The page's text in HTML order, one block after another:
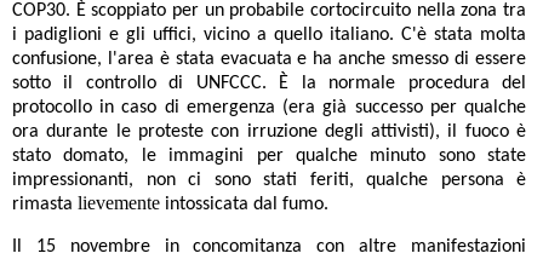
COP30. È scoppiato per un probabile cortocircuito nella zona tra
i padiglioni e gli uffici, vicino a quello italiano. C'è stata molta
confusione, l'area è stata evacuata e ha anche smesso di essere
sotto il controllo di UNFCCC. È la normale procedura del
protocollo in caso di emergenza (era già successo per qualche
ora durante le proteste con irruzione degli attivisti), il fuoco è
stato domato, le immagini per qualche minuto sono state
impressionanti, non ci sono stati feriti, qualche persona è
rimasta lievemente intossicata dal fumo.
Il 15 novembre in concomitanza con altre manifestazioni